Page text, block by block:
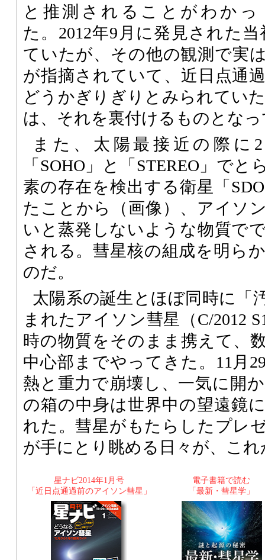
と推測されることがわかっ
た。2012年9月に発見された
ていたが、その他の観測で実
が指摘されていて、近日点通
どうかぎりぎりとみられてい
は、それを裏付けるものとな
また、太陽最接近の際に
「SOHO」と「STEREO」で
素の存在を検出する衛星「
たことから（画像）、アイソ
いと蒸発しないような物質で
される。彗星核の組成を明ら
のだ。
太陽系の誕生とほぼ同時に「
まれたアイソン彗星（C/2012
時の物質をそのまま携えて、
中心部までやってきた。11月
熱と重力で崩壊し、一気に開
の箱の中身は世界中の望遠鏡
れた。彗星がもたらしたプレ
が手にとり眺める日々が、こ
星ナビ2014年1月号
「近日点通過前のアイソン彗星」
電子書籍で読む
「最新・彗星学」